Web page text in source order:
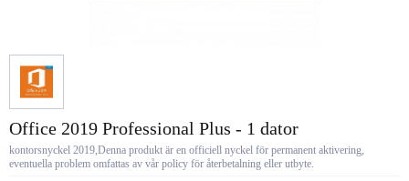
Office 2019 Professional Plus - 1 dator
kontorsnyckel 2019,Denna produkt är en officiell nyckel för permanent aktivering,
eventuella problem omfattas av vår policy för återbetalning eller utbyte.